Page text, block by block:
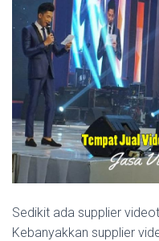
Sedikit ada supplier
Kebanyakkan supplier